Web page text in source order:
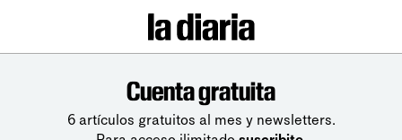
Cuenta gratuita
6 artículos gratuitos al mes y newsletters.